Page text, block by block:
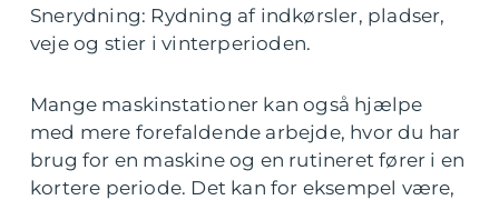
Snerydning: Rydning af indkørsler, pladser,
veje og stier i vinterperioden.
Mange maskinstationer kan også hjælpe
med mere forefaldende arbejde, hvor du har
brug for en maskine og en rutineret fører i en
kortere periode. Det kan for eksempel være,